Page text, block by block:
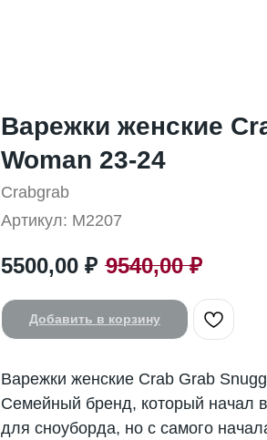
Варежки женские
Woman 23-24
Crabgrab
Артикул: M2207
5500,00 ₽ 9540,00 ₽
Добавить в корзину
Варежки женские Crab Grab
Семейный бренд, который начал
для сноуборда, но с самого